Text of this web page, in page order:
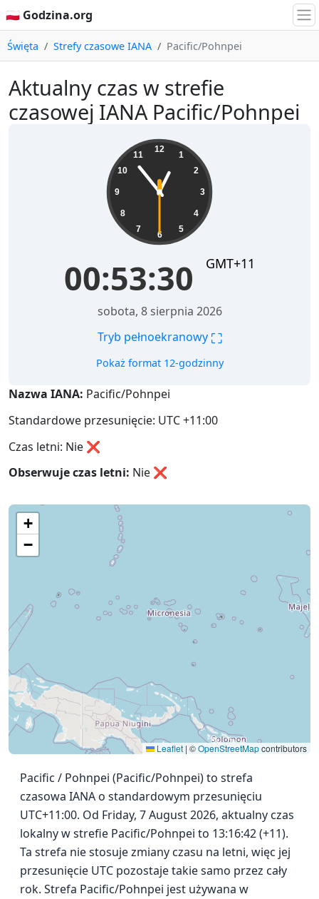
🇵🇱 Godzina.org
Święta Strefy czasowe IANA Pacific/Pohnpei
Aktualny czas w strefie
czasowej IANA Pacific/Pohnpei
12
1
2
3
4
5
6
7
8
9
10
11
00:53:31 GMT+11
sobota, 8 sierpnia 2026
Tryb pełnoekranowy ⛶
Pokaż format 12-godzinny
Nazwa IANA: Pacific/Pohnpei
Standardowe przesunięcie: UTC +11:00
Czas letni: Nie ❌
Obserwuje czas letni: Nie ❌
+
−
Leaflet | ©OpenStreetMapcontributors
Pacific / Pohnpei (Pacific/Pohnpei) to strefa
czasowa IANA o standardowym przesunięciu
UTC+11:00. Od Friday, 7 August 2026, aktualny czas
lokalny w strefie Pacific/Pohnpei to 13:16:42 (+11).
Ta strefa nie stosuje zmiany czasu na letni, więc jej
przesunięcie UTC pozostaje takie samo przez cały
rok. Strefa Pacific/Pohnpei jest używana w